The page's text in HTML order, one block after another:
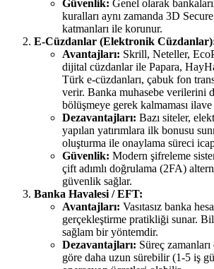
Güvenlik: Genel olarak
kuralları aynı zamanda 3D
katmanları ile korunur.
E-Cüzdanlar (Elektronik
Avantajları: Skrill, Neteller,
dijital cüzdanlar ile Papara,
Türk e-cüzdanları, çabuk fon
verir. Banka muhasebe verilerini
bölüşmeye gerek kalmaması
Dezavantajları: Bazı siteler,
yapılan yatırımlara ilk bonusu
oluşturma ile onaylama süreci
Güvenlik: Modern şifreleme
çift adımlı doğrulama (2FA)
güvenlik sağlar.
Banka Havalesi / EFT:
Avantajları: Vasıtasız banka
gerçekleştirme pratikliği sunar.
sağlam bir yöntemdir.
Dezavantajları: Süreç
göre daha uzun sürebilir (1-5 iş